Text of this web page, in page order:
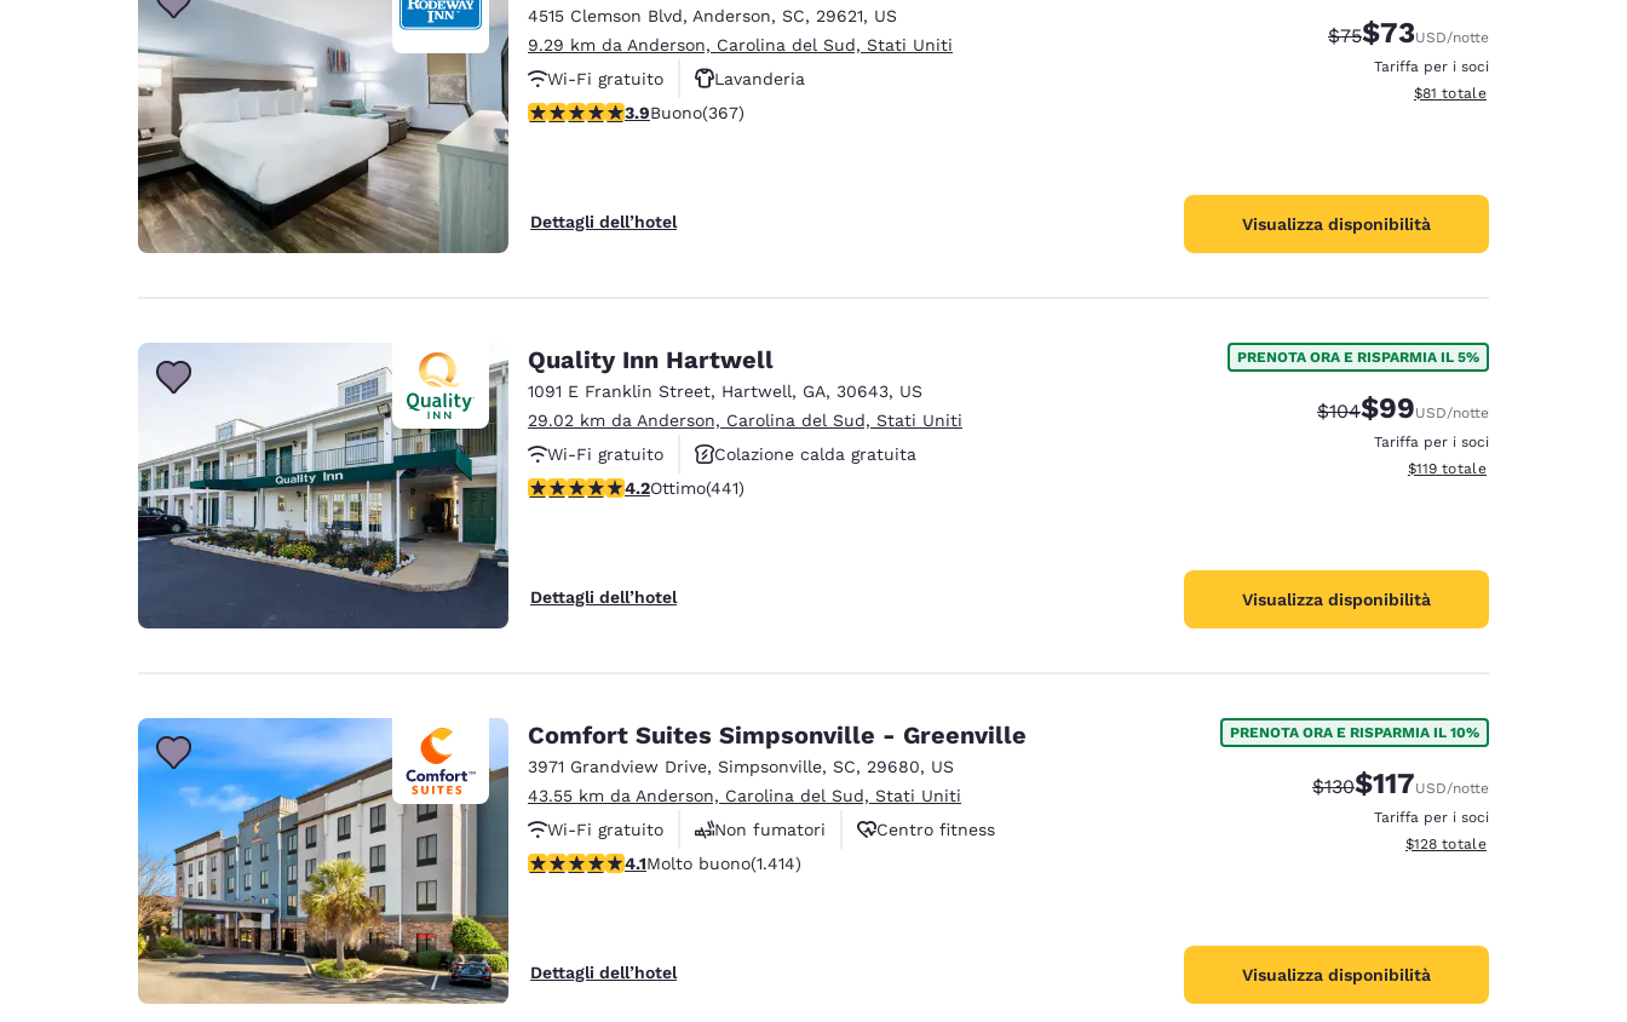
4515 Clemson Blvd, Anderson, SC, 29621, US
9.29 km da Anderson, Carolina del Sud, Stati Uniti
Wi-Fi gratuito
Lavanderia
Valutazione di 3.85 stelle. Buono. 367 recensioni
3.9Buono(367)
Dettagli dell’hotel
Tariffa di barratura:
$75Tariffa scontata:
$73USD/notte
Tariffa per i soci
Visualizza i dettagli totali
$81 totale
Visualizza disponibilità
Quality Inn Hartwell
1091 E Franklin Street, Hartwell, GA, 30643, US
29.02 km da Anderson, Carolina del Sud, Stati Uniti
Wi-Fi gratuito
Colazione calda gratuita
Animali ammessi
Valutazione di 4.2 stelle. Ottimo. 441 recensioni
4.2Ottimo(441)
Dettagli dell’hotel
PRENOTA ORA E RISPARMIA IL 5%
Tariffa di barratura:
$104Tariffa scontata:
$99USD/notte
Tariffa per i soci
Visualizza i dettagli totali
$119 totale
Visualizza disponibilità
Comfort Suites Simpsonville - Greenville
3971 Grandview Drive, Simpsonville, SC, 29680, US
43.55 km da Anderson, Carolina del Sud, Stati Uniti
Wi-Fi gratuito
Non fumatori
Centro fitness
Valutazione di 4.08 stelle. Molto buono. 1414 recensioni
4.1Molto buono(1.414)
Dettagli dell’hotel
PRENOTA ORA E RISPARMIA IL 10%
Tariffa di barratura:
$130Tariffa scontata:
$117USD/notte
Tariffa per i soci
Visualizza i dettagli totali
$128 totale
Visualizza disponibilità